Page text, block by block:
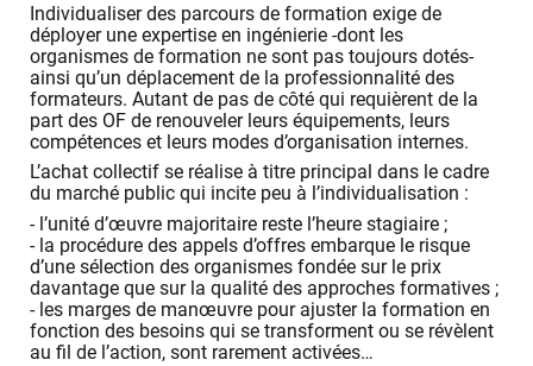
Individualiser des parcours de formation exige de
déployer une expertise en ingénierie -dont les
organismes de formation ne sont pas toujours dotés-
ainsi qu’un déplacement de la professionnalité des
formateurs. Autant de pas de côté qui requièrent de la
part des OF de renouveler leurs équipements, leurs
compétences et leurs modes d’organisation internes.
L’achat collectif se réalise à titre principal dans le cadre
du marché public qui incite peu à l’individualisation :
- l’unité d’œuvre majoritaire reste l’heure stagiaire ;
- la procédure des appels d’offres embarque le risque
d’une sélection des organismes fondée sur le prix
davantage que sur la qualité des approches formatives ;
- les marges de manœuvre pour ajuster la formation en
fonction des besoins qui se transforment ou se révèlent
au fil de l’action, sont rarement activées…